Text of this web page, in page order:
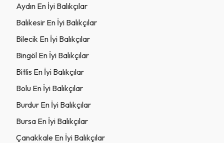
Aydın En İyi Balıkçılar
Balıkesir En İyi Balıkçılar
Bilecik En İyi Balıkçılar
Bingöl En İyi Balıkçılar
Bitlis En İyi Balıkçılar
Bolu En İyi Balıkçılar
Burdur En İyi Balıkçılar
Bursa En İyi Balıkçılar
Çanakkale En İyi Balıkçılar